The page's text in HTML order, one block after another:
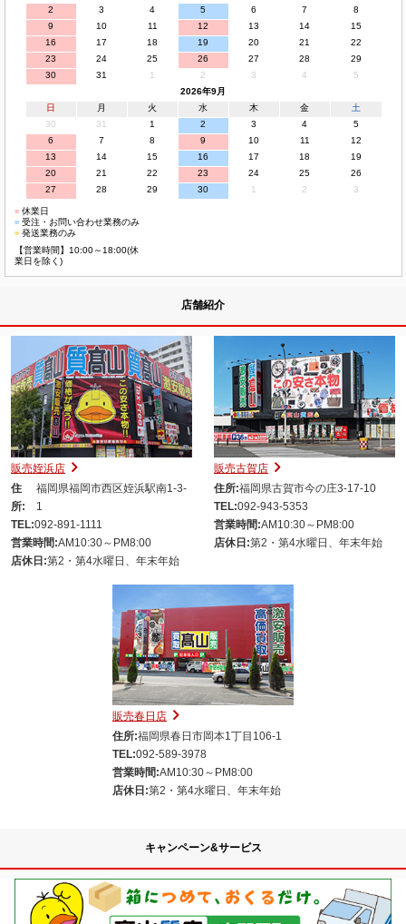
2
3 4 5 6 7
8
9
10 11 12 13 14
15
16
17 18 19 20 21
22
23
24 25 26 27 28
29
30
31 1 2 3 4
5
2026年9月
日
月 火 水 木 金
土
30
31 1 2 3 4
5
6
7 8 9 10 11
12
13
14 15 16 17 18
19
20
21 22 23 24 25
26
27
28 29 30 1 2 3
■休業日
■受注・お問い合わせ業務のみ
■発送業務のみ
【営業時間】10:00～18:00(休
業日を除く)
店舗紹介
販売姪浜店
住
所:
福岡県福岡市西区姪浜駅南1-3-
1
TEL:092-891-1111
営業時間:AM10:30～PM8:00
店休日:第2・第4水曜日、年末年始
販売古賀店
住所:福岡県古賀市今の庄3-17-10
TEL:092-943-5353
営業時間:AM10:30～PM8:00
店休日:第2・第4水曜日、年末年始
販売春日店
住所:福岡県春日市岡本1丁目106-1
TEL:092-589-3978
営業時間:AM10:30～PM8:00
店休日:第2・第4水曜日、年末年始
キャンペーン&サービス